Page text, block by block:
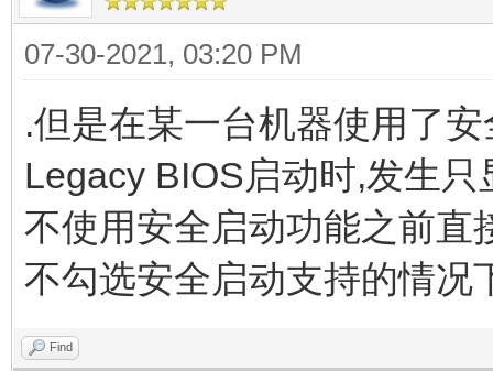
07-30-2021, 03:20 PM
.但是在某一台机器使用了
Legacy BIOS启动时,发生
不使用安全启动功能之前直
不勾选安全启动支持的情况
Find